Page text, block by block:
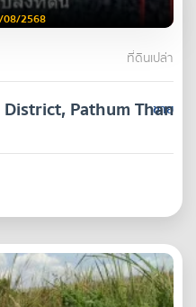
08/2568
ที่ดินเปล่า
ขาย
Pathum Thani